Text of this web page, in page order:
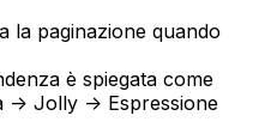
la paginazione quando
è spiegata come
-> Jolly -> Espressione